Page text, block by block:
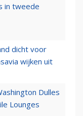
in tweede
dicht voor
wijken uit
Dulles
Lounges